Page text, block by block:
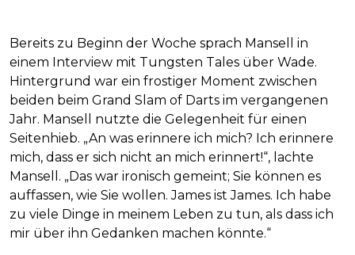
Bereits zu Beginn der Woche sprach Mansell in
einem Interview mit Tungsten Tales über Wade.
Hintergrund war ein frostiger Moment zwischen
beiden beim Grand Slam of Darts im vergangenen
Jahr. Mansell nutzte die Gelegenheit für einen
Seitenhieb. „An was erinnere ich mich? Ich erinnere
mich, dass er sich nicht an mich erinnert!“, lachte
Mansell. „Das war ironisch gemeint; Sie können es
auffassen, wie Sie wollen. James ist James. Ich habe
zu viele Dinge in meinem Leben zu tun, als dass ich
mir über ihn Gedanken machen könnte.“